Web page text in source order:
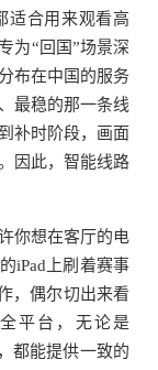
适合用来观看高
为“回国”场景深
布在中国的服务
最稳的那一条线
补时阶段，画面
因此，智能线路
你想在客厅的电
iPad上刷着赛事
，偶尔切出来看
平台，无论是
都能提供一致的